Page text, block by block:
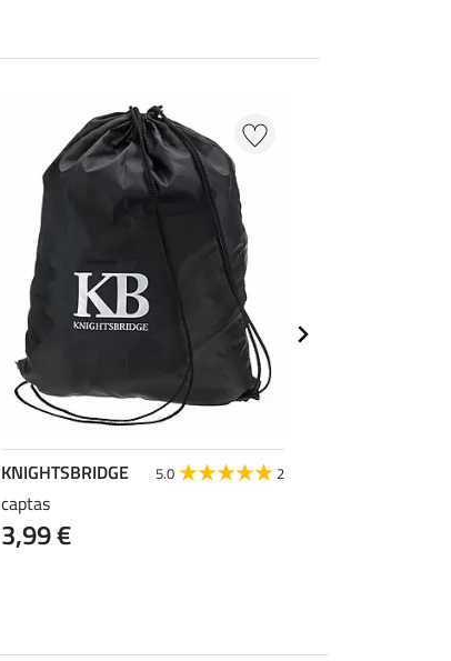
KNIGHTSBRIDGE 5.0 2
captas
3,99 €